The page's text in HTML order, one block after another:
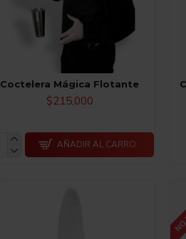
Coctelera Mágica Flotante
$215,000
AÑADIR AL CARRO